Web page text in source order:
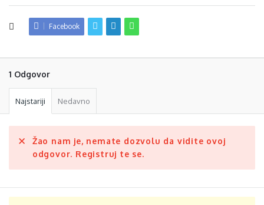
Facebook
1 Odgovor
Najstariji Nedavno
Žao nam je, nemate dozvolu da vidite ovoj
odgovor. Registruj te se.